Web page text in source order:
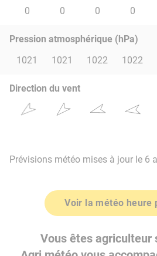
0
0 0 0
Pression atmosphérique (hPa)
1021
1021 1022 1022
Direction du vent
Prévisions météo mises à jour le 6
Voir la météo heure
Vous êtes agriculteur